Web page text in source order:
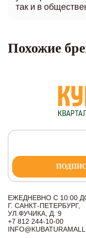
так и в
Похожие
ЕЖЕДНЕВНО С 10:00
Г. САНКТ-ПЕТЕРБУРГ,
УЛ.ФУЧИКА, Д. 9
+7 812 244-10-00